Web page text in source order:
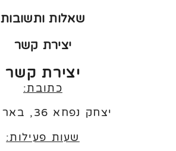
שאלות ותשובות
יצירת קשר
יצירת קשר
כתובת:
יצחק נפחא 36, באר שבע
שעות פעילות: